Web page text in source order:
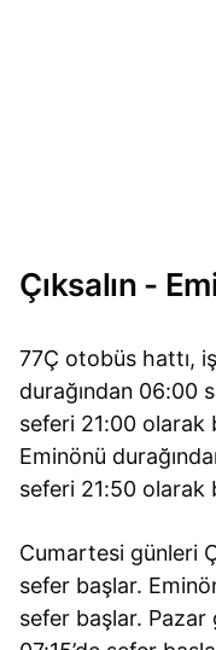
Çıksalın -
77Ç otobüs hattı,
durağından 06:00
seferi 21:00 olarak
Eminönü
seferi 21:50 olarak
Cumartesi günleri
sefer başlar.
sefer başlar. Pazar